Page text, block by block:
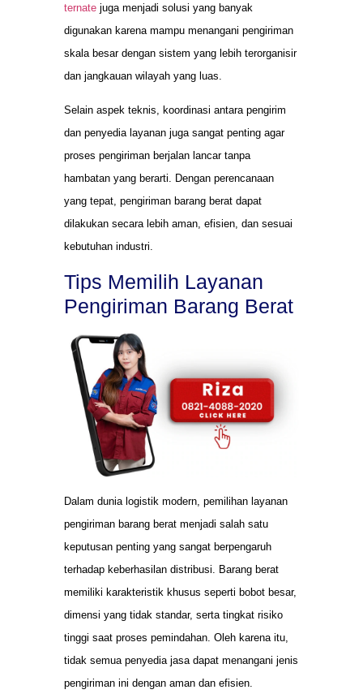
ternate juga menjadi solusi yang banyak
digunakan karena mampu menangani pengiriman
skala besar dengan sistem yang lebih terorganisir
dan jangkauan wilayah yang luas.
Selain aspek teknis, koordinasi antara pengirim
dan penyedia layanan juga sangat penting agar
proses pengiriman berjalan lancar tanpa
hambatan yang berarti. Dengan perencanaan
yang tepat, pengiriman barang berat dapat
dilakukan secara lebih aman, efisien, dan sesuai
kebutuhan industri.
Tips Memilih Layanan
Pengiriman Barang Berat
Dalam dunia logistik modern, pemilihan layanan
pengiriman barang berat menjadi salah satu
keputusan penting yang sangat berpengaruh
terhadap keberhasilan distribusi. Barang berat
memiliki karakteristik khusus seperti bobot besar,
dimensi yang tidak standar, serta tingkat risiko
tinggi saat proses pemindahan. Oleh karena itu,
tidak semua penyedia jasa dapat menangani jenis
pengiriman ini dengan aman dan efisien.